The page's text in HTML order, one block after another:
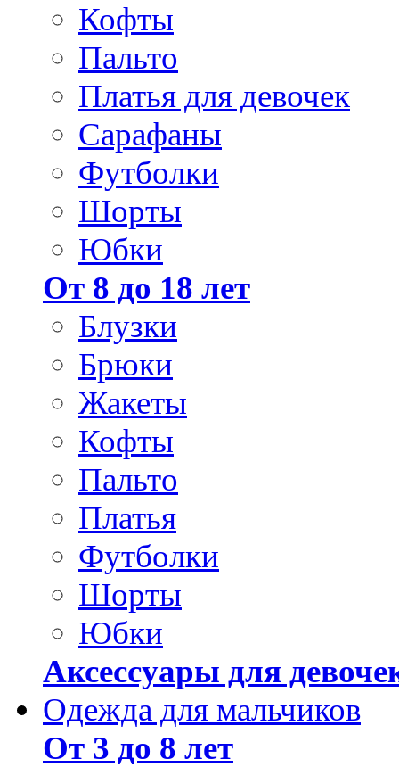
Кофты
Пальто
Платья для девочек
Сарафаны
Футболки
Шорты
Юбки
От 8 до 18 лет
Блузки
Брюки
Жакеты
Кофты
Пальто
Платья
Футболки
Шорты
Юбки
Аксессуары для
Одежда для мальчиков
От 3 до 8 лет